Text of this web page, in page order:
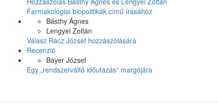
Farmakológiai biopolitikák című írásához
Básthy Ágnes
Lengyel Zoltán
Válasz Rácz József hozzászólására
Recenzió
Bayer József
Egy „rendszerváltó időutazás” margójára